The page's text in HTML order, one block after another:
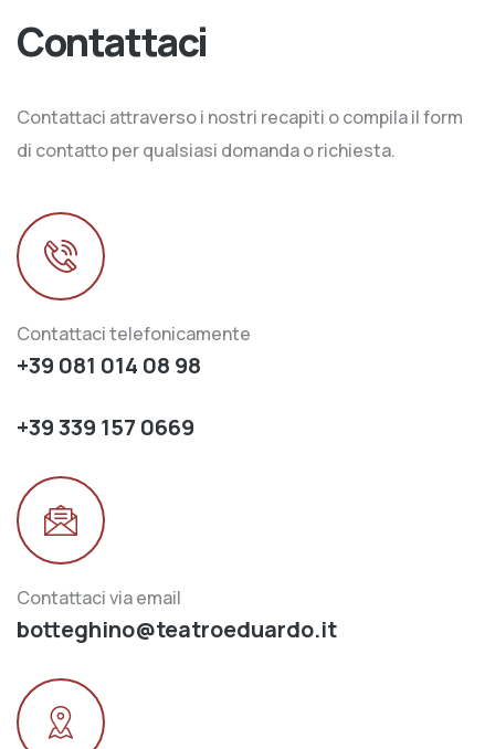
Contattaci
Contattaci attraverso i nostri recapiti o compila il form
di contatto per qualsiasi domanda o richiesta.
Contattaci telefonicamente
+39 081 014 08 98
+39 339 157 0669
Contattaci via email
botteghino@teatroeduardo.it